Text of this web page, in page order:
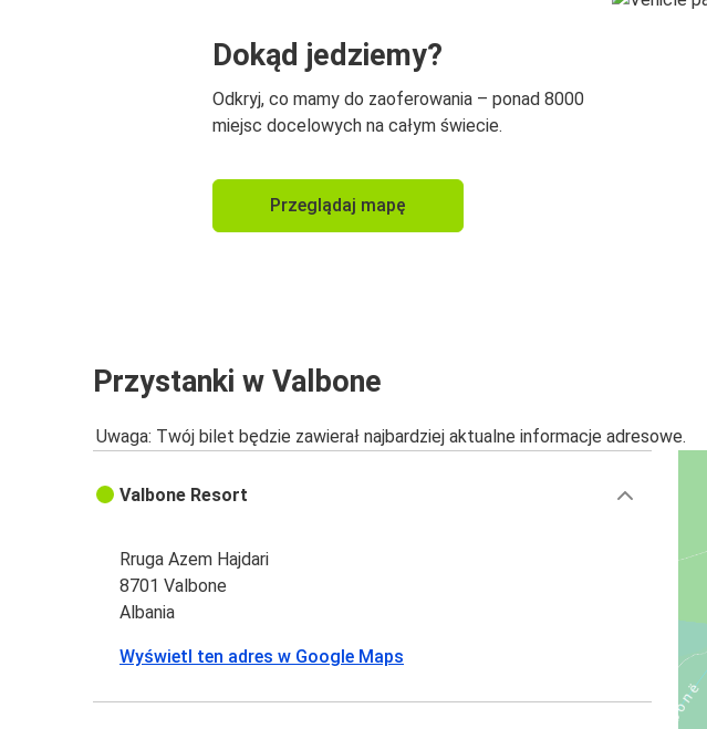
Dokąd jedziemy?
Odkryj, co mamy do zaoferowania – ponad 8000
miejsc docelowych na całym świecie.
Przeglądaj mapę
Przystanki w Valbone
Uwaga: Twój bilet będzie zawierał najbardziej aktualne informacje adresowe.
Valbone Resort
Rruga Azem Hajdari
8701 Valbone
Albania
Wyświetl ten adres w Google Maps